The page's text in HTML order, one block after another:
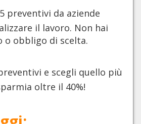
preventivi da aziende
il lavoro. Non hai
o obbligo di scelta.
e scegli quello più
oltre il 40%!